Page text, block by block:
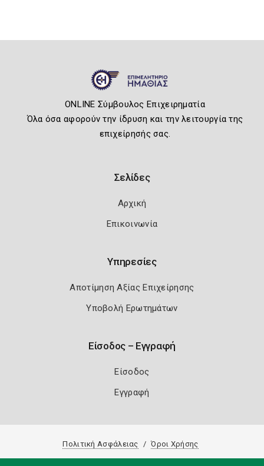
ONLINE Σύμβουλος Επιχειρηματία
Όλα όσα αφορούν την ίδρυση και την λειτουργία της
επιχείρησής σας.
Σελίδες
Αρχική
Επικοινωνία
Υπηρεσίες
Αποτίμηση Αξίας Επιχείρησης
Υποβολή Ερωτημάτων
Είσοδος – Εγγραφή
Είσοδος
Εγγραφή
Πολιτική Ασφάλειας Όροι Χρήσης